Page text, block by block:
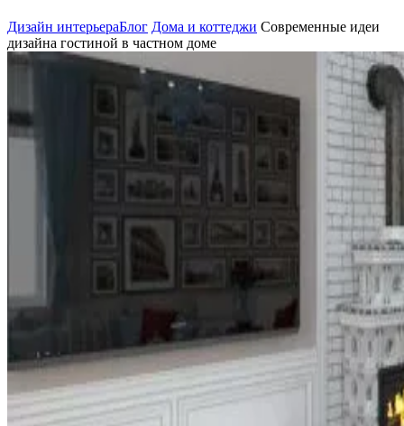
Дизайн интерьераБлог Дома и коттеджи Современные идеи
дизайна гостиной в частном доме